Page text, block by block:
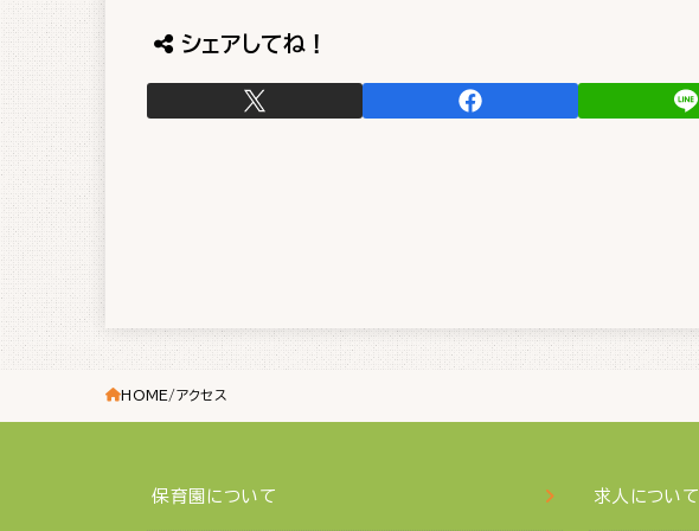
シェアしてね！
HOME アクセス
保育園について 求人について